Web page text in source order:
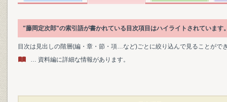
"藤岡定次郎"の索引語が書かれている目次項目はハイライトされています
目次は見出しの階層(編・章・節・項…など)ごとに絞り込んで見ることがで
… 資料編に詳細な情報があります。